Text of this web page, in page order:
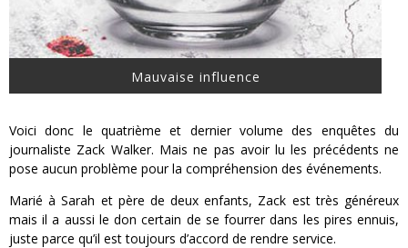
Mauvaise influence
Voici donc le quatrième et dernier volume des enquêtes du
journaliste Zack Walker. Mais ne pas avoir lu les précédents ne
pose aucun problème pour la compréhension des événements.
Marié à Sarah et père de deux enfants, Zack est très généreux
mais il a aussi le don certain de se fourrer dans les pires ennuis,
juste parce qu’il est toujours d’accord de rendre service.